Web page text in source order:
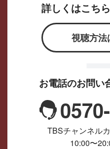
詳しくはこち
視聴方法
お電話のお問い
TBSチャンネル
10:00〜